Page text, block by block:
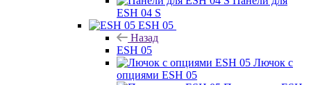
ESH 04 S
ESH 05
Назад
ESH 05
Лючок с
опциями ESH 05